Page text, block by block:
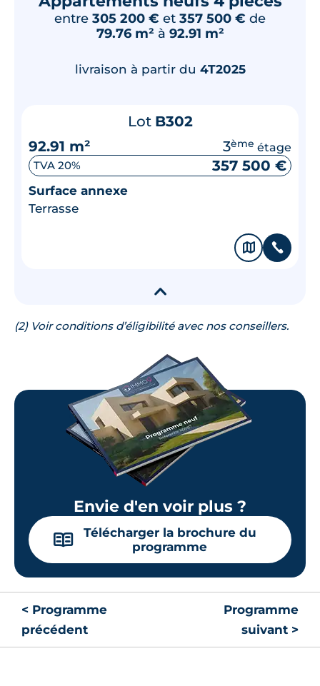
entre 305 200 € et 357 500 € de
79.76 m² à 92.91 m²
livraison à partir du 4T2025
Lot B302
92.91 m²
3ème étage
TVA 20% 357 500 €
Surface annexe
Terrasse
🗞 📞
▾
(2) Voir conditions d’éligibilité avec nos conseillers.
Envie d'en voir plus ?
📖
Télécharger la brochure du
programme
< Programme
précédent
Programme
suivant >